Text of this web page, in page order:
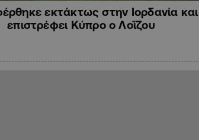
εκτάκτως στην Ιορδανία και
επιστρέφει Κύπρο ο Λοΐζου